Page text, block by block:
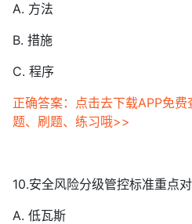
A. 方法
B. 措施
C. 程序
正确答案：点击去下载APP免
题、刷题、练习哦>>
10.安全风险分级管控标准重点
A. 低瓦斯